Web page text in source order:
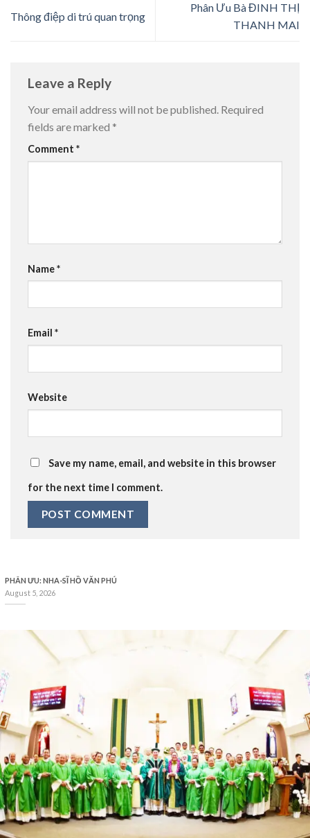
Thông điệp di trú quan trọng
Phân Ưu Bà ĐINH THỊ
THANH MAI
Leave a Reply
Your email address will not be published. Required
fields are marked *
Comment *
Name*
Email *
Website
Save my name, email, and website in this browser
for the next time I comment.
PHÂN ƯU: NHA-SĨ HỒ VĂN PHÚ
August 5, 2026